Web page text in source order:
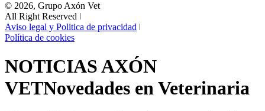
© 2026, Grupo Axón Vet
All Right Reserved ǀ
Aviso legal y Politica de privacidad ǀ
Política de cookies
NOTICIAS AXÓN
VETNovedades en Veterinaria